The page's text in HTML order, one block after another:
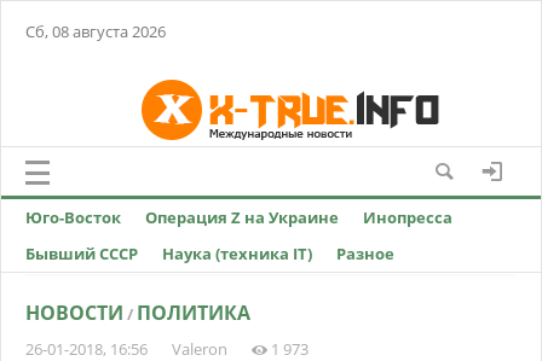
Сб, 08 августа 2026
Юго-Восток Операция Z на Украине
Инопресса
Бывший СССР
Наука (техника IT) Разное
НОВОСТИ / ПОЛИТИКА
26-01-2018, 16:56 Valeron
1 973